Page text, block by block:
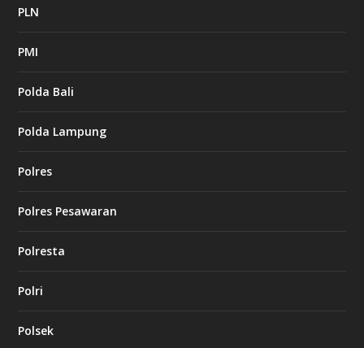
PLN
PMI
Polda Bali
Polda Lampung
Polres
Polres Pesawaran
Polresta
Polri
Polsek